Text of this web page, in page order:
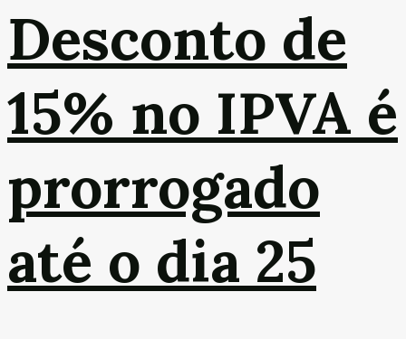
Desconto de
15% no IPVA é
prorrogado
até o dia 25